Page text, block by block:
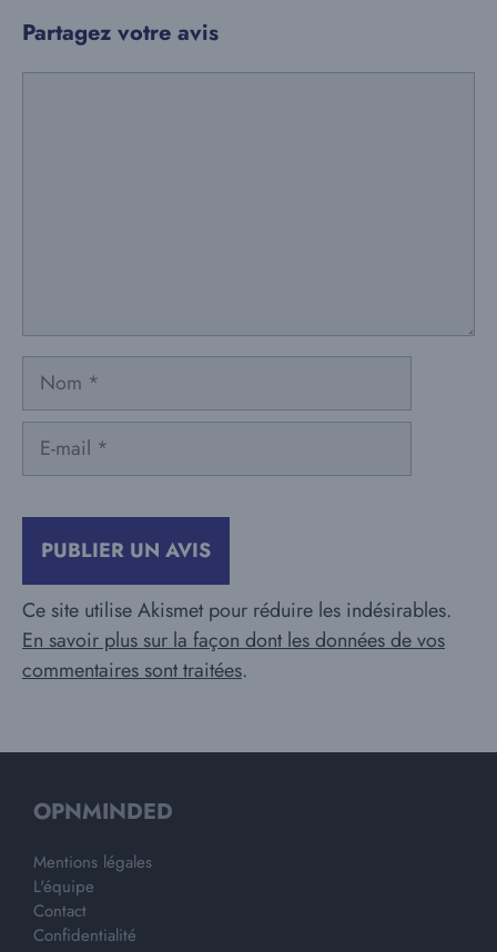
Partagez votre avis
Nom
Ce site utilise Akismet pour réduire les indésirables.
En savoir plus sur la façon dont les données de vos
commentaires sont traitées.
OPNMINDED
Mentions légales
L'équipe
Contact
Confidentialité